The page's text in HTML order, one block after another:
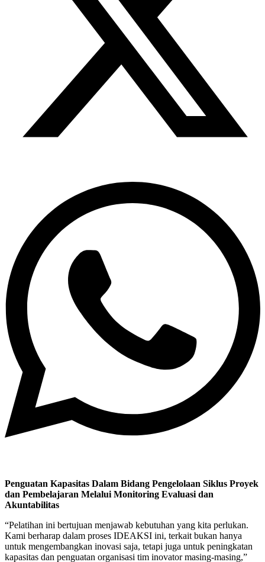
Penguatan Kapasitas Dalam Bidang Pengelolaan Siklus Proyek
dan Pembelajaran Melalui Monitoring Evaluasi dan
Akuntabilitas
“Pelatihan ini bertujuan menjawab kebutuhan yang kita perlukan.
Kami berharap dalam proses IDEAKSI ini, terkait bukan hanya
untuk mengembangkan inovasi saja, tetapi juga untuk peningkatan
kapasitas dan penguatan organisasi tim inovator masing-masing,”